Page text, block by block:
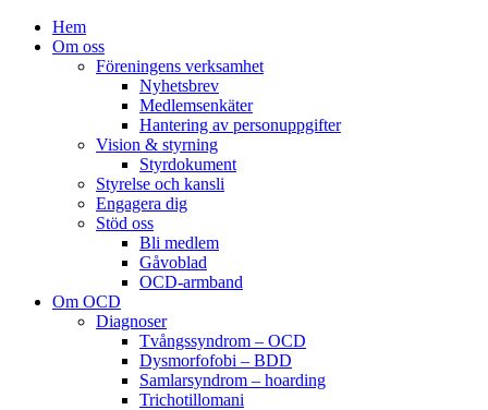
Hem
Om oss
Föreningens verksamhet
Nyhetsbrev
Medlemsenkäter
Hantering av personuppgifter
Vision & styrning
Styrdokument
Styrelse och kansli
Engagera dig
Stöd oss
Bli medlem
Gåvoblad
OCD-armband
Om OCD
Diagnoser
Tvångssyndrom – OCD
Dysmorfofobi – BDD
Samlarsyndrom – hoarding
Trichotillomani